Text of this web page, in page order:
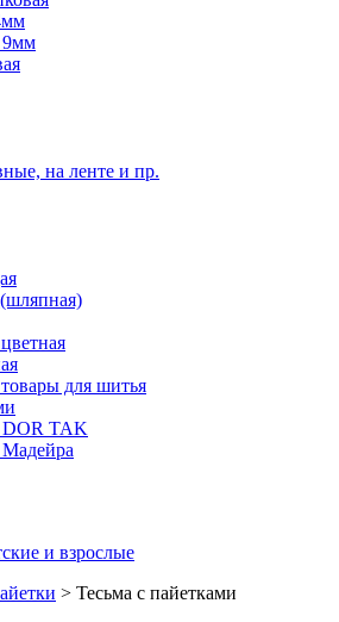
9мм
на ленте и пр.
для шитья
TAK
и взрослые
> Тесьма с пайетками